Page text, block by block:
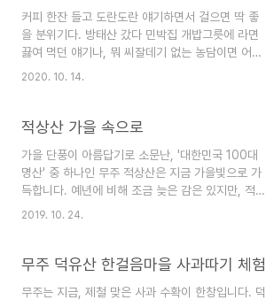
커피 한잔 들고 도란도란 얘기하면서 걸으면 딱 좋
을 분위기다. 방태산 갔다 민박집 개밥그릇에 라면
끓여 먹던 얘기나, 뭐 씨잘데기 없는 농담이면 어때.
누구 씹는 얘기만 아니라면. 적상산은 붉을 赤, 치
붙여진 산 이름이다. 이맘때면 적상산을 붉게 물들
면 정상부는 절정에 이를 것으로 보인다.
2020. 10. 14.
적상산 가을 속으로
가을 단풍이 아름답기로 소문난, '대한민국 100대
명산' 중 하나인 무주 적상산은 지금 가을빛으로 가
득합니다. 예년에 비해 조금 늦은 감은 있지만, 적당
한 비와 바람과 차가운 공기, 그리고 큰 일교차 덕분
2019. 10. 24.
무주 덕유산 한걸음마을 사과따기 체험
무주는 지금, 제철 맞은 사과 수확이 한창입니다. 덕